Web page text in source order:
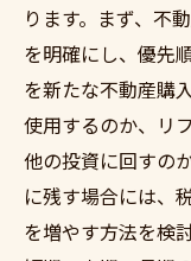
ります。まず、不
を明確にし、優先
を新たな不動産購
使用するのか、リ
他の投資に回すの
に残す場合には、
を増やす方法を検